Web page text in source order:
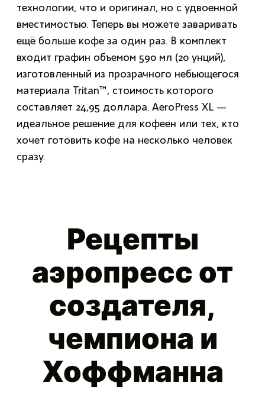
технологии, что и оригинал, но с удвоенной
вместимостью. Теперь вы можете заваривать
ещё больше кофе за один раз. В комплект
входит графин объемом 590 мл (20 унций),
изготовленный из прозрачного небьющегося
материала Tritan™, стоимость которого
составляет 24,95 доллара. AeroPress XL —
идеальное решение для кофеен или тех, кто
хочет готовить кофе на несколько человек
сразу.
Рецепты
аэропресс от
создателя,
чемпиона и
Хоффманна